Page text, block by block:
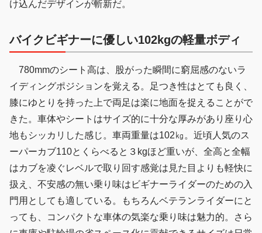
け込んだデザインが斬新だ。
バイクビギナーに優しい102kgの軽量ボディ
780mmのシート高は、股がった瞬間に窮屈感のないラ
イディングポジションを覚える。足つき性はとても良く、
膝にゆとりを持った上で両足は楽に地面を捉えることがで
きた。車体やシートはサイズ的に十分な厚みがあり座り心
地もシッカリした感じ。車両重量は102㎏。近頃人気のス
ーパーカブ110とくらべると３kgほど重いが、全高と全幅
はカブを凌ぐレベルで取り回す感覚は見た目よりも軽快に
扱え、不安感の無い乗り味はビギナーライダーのための入
門用としても適している。もちろんベテランライダーにと
っても、コンパクトな車体の気楽な乗り味は魅力的。さら